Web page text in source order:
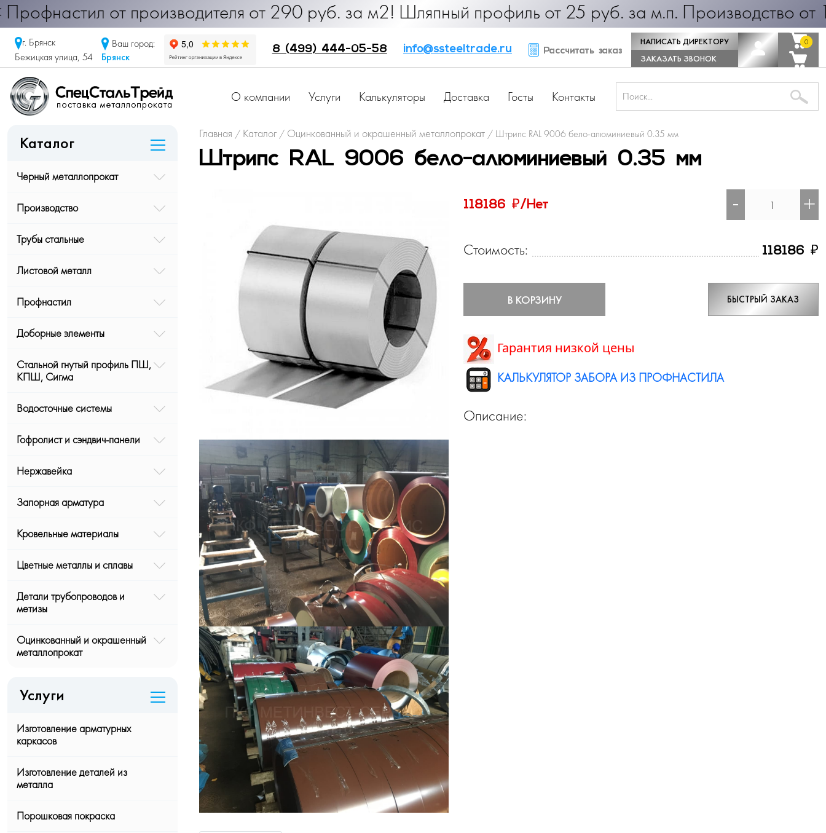
от производителя от 290 руб. за м2! Шляпный профиль от 25 руб. за м.п. Производство от 1 дня! >
г. Брянск
Бежицкая улица, 54
Ваш город:
Брянск
8 (499) 444-05-58 info@ssteeltrade.ru Рассчитать заказ
НАПИСАТЬ ДИРЕКТОРУ
ЗАКАЗАТЬ ЗВОНОК
0
0
О компании Услуги Калькуляторы Доставка Госты Контакты
Каталог
Черный металлопрокат
Производство
Трубы стальные
Листовой металл
Профнастил
Доборные элементы
Стальной гнутый профиль ПШ,
КПШ, Сигма
Водосточные системы
Гофролист и сэндвич-панели
Нержавейка
Запорная арматура
Кровельные материалы
Цветные металлы и сплавы
Детали трубопроводов и
метизы
Оцинкованный и окрашенный
металлопрокат
Услуги
Изготовление арматурных
каркасов
Изготовление деталей из
металла
Порошковая покраска
Главная / Каталог / Оцинкованный и окрашенный металлопрокат / Штрипс RAL 9006 бело-алюминиевый 0.35 мм
Штрипс RAL 9006 бело-алюминиевый 0.35 мм
118186 ₽/Нет - +
Стоимость: 118186 ₽
В КОРЗИНУ БЫСТРЫЙ ЗАКАЗ
Гарантия низкой цены
КАЛЬКУЛЯТОР ЗАБОРА ИЗ ПРОФНАСТИЛА
Описание: